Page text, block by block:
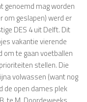
genoemd mag worden
om geslapen) werd er
DES 4 uit Delft. Dit
vakantie vierende
om te gaan voetballen
stellen. Die
volwassen (want nog
de open dames plek